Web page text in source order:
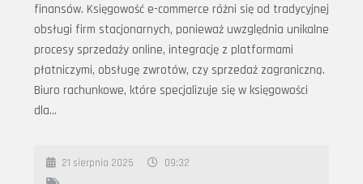
finansów. Księgowość e-commerce różni się od tradycyjnej
obsługi firm stacjonarnych, ponieważ uwzględnia unikalne
procesy sprzedaży online, integrację z platformami
płatniczymi, obsługę zwrotów, czy sprzedaż zagraniczną.
Biuro rachunkowe, które specjalizuje się w księgowości
dla…
21 sierpnia 2025 09:32